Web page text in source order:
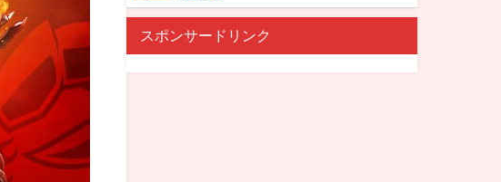
スポンサードリンク